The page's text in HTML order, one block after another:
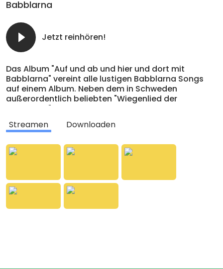
Babblarna
Jetzt reinhören!
Das Album "Auf und ab und hier und dort mit
Babblarna" vereint alle lustigen Babblarna Songs
auf einem Album. Neben dem in Schweden
außerordentlich beliebten "Wiegenlied der
Babblarna" und weiteren bereits veröffentlichen
Songs, finden sich auch ganz neue Kinderlieder
darauf.
frühkindlichen Sprachförderung ist in Skandinavien
ein echter Hit.
Streamen Downloaden